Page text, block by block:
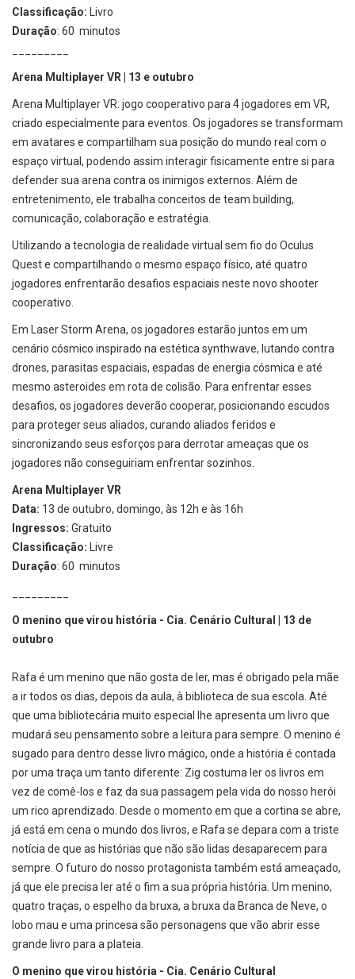
Classificação:
Livro
Duração: 60 minutos
Arena Multiplayer VR | 13 e outubro
Arena Multiplayer VR: jogo cooperativo para 4 jogadores em VR,
criado especialmente para eventos. Os jogadores se transformam
em avatares e compartilham sua posição do mundo real com o
espaço virtual, podendo assim interagir fisicamente entre si para
defender sua arena contra os inimigos externos. Além de
entretenimento, ele trabalha conceitos de team building,
comunicação, colaboração e estratégia.
Utilizando a tecnologia de realidade virtual sem fio do Oculus
Quest e compartilhando o mesmo espaço físico, até quatro
jogadores enfrentarão desafios espaciais neste novo shooter
cooperativo.
Em Laser Storm Arena, os jogadores estarão juntos em um
cenário cósmico inspirado na estética synthwave, lutando contra
drones, parasitas espaciais, espadas de energia cósmica e até
mesmo asteroides em rota de colisão. Para enfrentar esses
desafios, os jogadores deverão cooperar, posicionando escudos
para proteger seus aliados, curando aliados feridos e
sincronizando seus esforços para derrotar ameaças que os
jogadores não conseguiriam enfrentar sozinhos.
Arena Multiplayer VR
Data: 13 de outubro, domingo, às 12h e às 16h
Ingressos: Gratuito
Classificação:
Livre
Duração: 60 minutos
O menino que virou história - Cia. Cenário Cultural | 13 de
outubro
Rafa é um menino que não gosta de ler, mas é obrigado pela mãe
a ir todos os dias, depois da aula, à biblioteca de sua escola. Até
que uma bibliotecária muito especial lhe apresenta um livro que
mudará seu pensamento sobre a leitura para sempre. O menino é
sugado para dentro desse livro mágico, onde a história é contada
por uma traça um tanto diferente: Zig costuma ler os livros em
vez de comê-los e faz da sua passagem pela vida do nosso herói
um rico aprendizado. Desde o momento em que a cortina se abre,
já está em cena o mundo dos livros, e Rafa se depara com a triste
notícia de que as histórias que não são lidas desaparecem para
sempre. O futuro do nosso protagonista também está ameaçado,
já que ele precisa ler até o fim a sua própria história. Um menino,
quatro traças, o espelho da bruxa, a bruxa da Branca de Neve, o
lobo mau e uma princesa são personagens que vão abrir esse
grande livro para a plateia.
O menino que virou história - Cia. Cenário Cultural